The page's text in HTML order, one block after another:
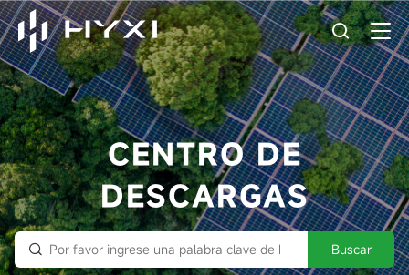
CENTRO DE
DESCARGAS
Buscar